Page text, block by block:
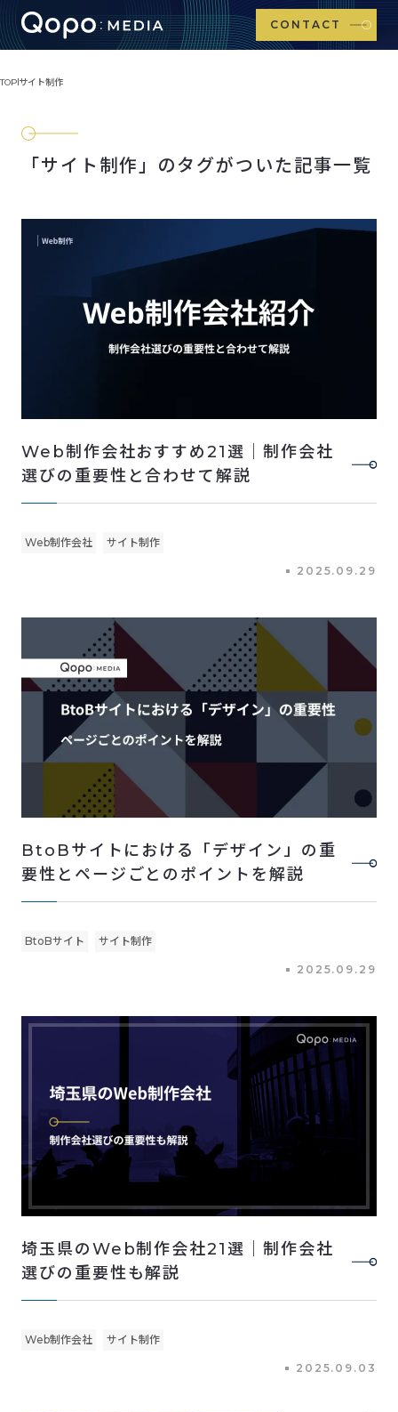
CONTACT
TOP サイト制作
「サイト制作」のタグがついた記事一覧
Web制作会社おすすめ21選｜制作会社
選びの重要性と合わせて解説
Web制作会社 サイト制作
2025.09.29
BtoBサイトにおける「デザイン」の重
要性とページごとのポイントを解説
BtoBサイト サイト制作
2025.09.29
埼玉県のWeb制作会社21選｜制作会社
選びの重要性も解説
Web制作会社 サイト制作
2025.09.03